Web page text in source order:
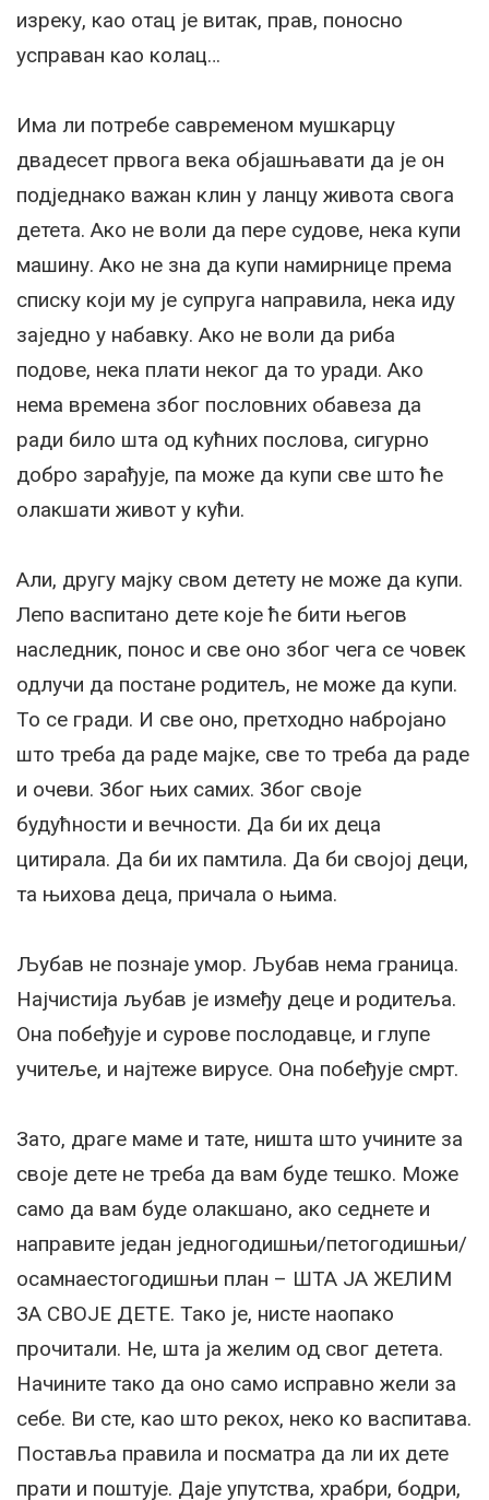
изреку, као отац је витак, прав, поносно
усправан као колац…
Има ли потребе савременом мушкарцу
двадесет првога века објашњавати да је он
подједнако важан клин у ланцу живота свога
детета. Ако не воли да пере судове, нека купи
машину. Ако не зна да купи намирнице према
списку који му је супруга направила, нека иду
заједно у набавку. Ако не воли да риба
подове, нека плати неког да то уради. Ако
нема времена због пословних обавеза да
ради било шта од кућних послова, сигурно
добро зарађује, па може да купи све што ће
олакшати живот у кући.
Али, другу мајку свом детету не може да купи.
Лепо васпитано дете које ће бити његов
наследник, понос и све оно због чега се човек
одлучи да постане родитељ, не може да купи.
То се гради. И све оно, претходно набројано
што треба да раде мајке, све то треба да раде
и очеви. Због њих самих. Због своје
будућности и вечности. Да би их деца
цитирала. Да би их памтила. Да би својој деци,
та њихова деца, причала о њима.
Љубав не познаје умор. Љубав нема граница.
Најчистија љубав је између деце и родитеља.
Она побеђује и сурове послодавце, и глупе
учитеље, и најтеже вирусе. Она побеђује смрт.
Зато, драге маме и тате, ништа што учините за
своје дете не треба да вам буде тешко. Може
само да вам буде олакшано, ако седнете и
направите један једногодишњи/петогодишњи/
осамнаестогодишњи план – ШТА ЈА ЖЕЛИМ
ЗА СВОЈЕ ДЕТЕ. Тако је, нисте наопако
прочитали. Не, шта ја желим од свог детета.
Начините тако да оно само исправно жели за
себе. Ви сте, као што рекох, неко ко васпитава.
Поставља правила и посматра да ли их дете
прати и поштује. Даје упутства, храбри, бодри,